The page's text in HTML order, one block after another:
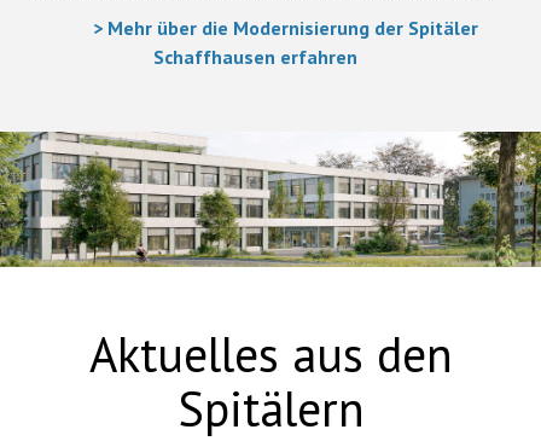
> Mehr über die Modernisierung der Spitäler
Schaffhausen erfahren
Aktuelles aus den
Spitälern